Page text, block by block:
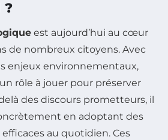
?
est aujourd’hui au cœur
de nombreux citoyens. Avec
enjeux environnementaux,
rôle à jouer pour préserver
des discours prometteurs, il
en adoptant des
au quotidien. Ces